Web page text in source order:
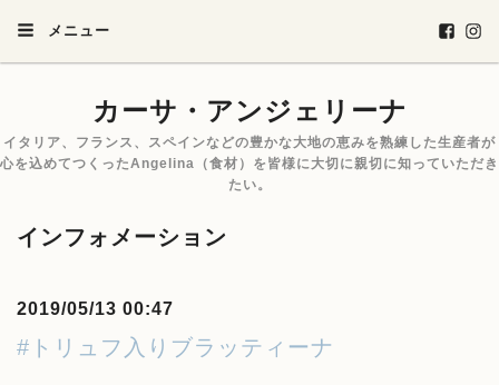
メニュー
カーサ・アンジェリーナ
イタリア、フランス、スペインなどの豊かな大地の恵みを熟練した生産者が
心を込めてつくったAngelina（食材）を皆様に大切に親切に知っていただき
たい。
インフォメーション
2019/05/13 00:47
#トリュフ入りブラッティーナ